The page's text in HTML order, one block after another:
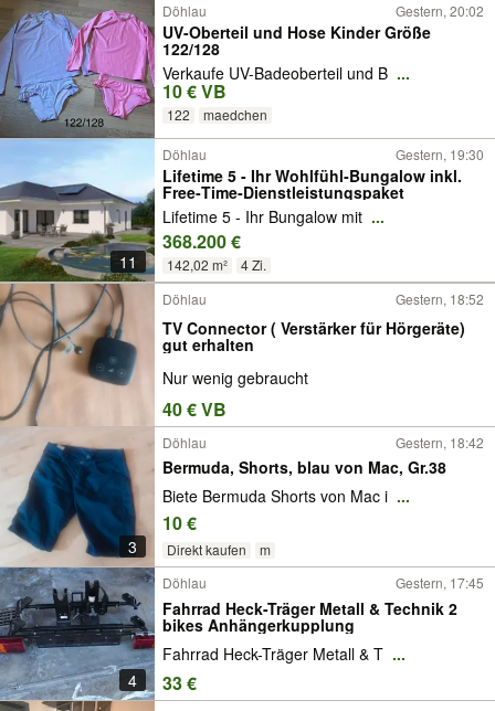
Döhlau Gestern, 20:02
UV-Oberteil und Hose Kinder Größe
122/128
Verkaufe UV-Badeoberteil und B ...
10 € VB
122 maedchen
11
Döhlau Gestern, 19:30
Lifetime 5 - Ihr Wohlfühl‑Bungalow inkl.
Free‑Time‑Dienstleistungspaket
Lifetime 5 - Ihr Bungalow mit ...
368.200 €
142,02 m²
4 Zi.
Döhlau
Gestern, 18:52
TV Connector ( Verstärker für Hörgeräte)
gut erhalten
Nur wenig gebraucht
40 € VB
3
Döhlau Gestern, 18:42
Bermuda, Shorts, blau von Mac, Gr.38
Biete Bermuda Shorts von Mac i ...
10 €
Direkt kaufen m
4
Döhlau Gestern, 17:45
Fahrrad Heck-Träger Metall & Technik 2
bikes Anhängerkupplung
Fahrrad Heck-Träger Metall & T ...
33 €